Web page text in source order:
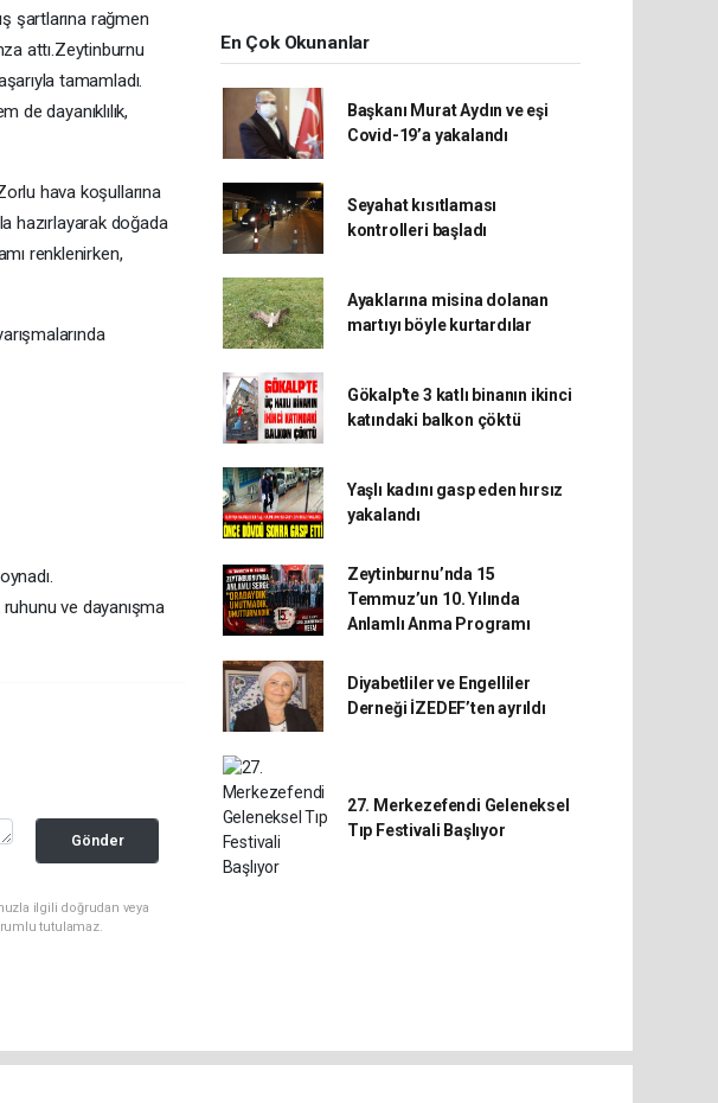
şartlarına rağmen
attı.Zeytinburnu
tamamladı.
dayanıklılık,
hava koşullarına
hazırlayarak doğada
renklenirken,
ve dayanışma
Gönder
ilgili doğrudan veya
tutulamaz.
En Çok Okunanlar
Başkanı Murat Aydın ve eşi
Covid-19’a yakalandı
Seyahat kısıtlaması
kontrolleri başladı
Ayaklarına misina dolanan
martıyı böyle kurtardılar
Gökalp'te 3 katlı binanın ikinci
katındaki balkon çöktü
Yaşlı kadını gasp eden hırsız
yakalandı
Zeytinburnu’nda 15
Temmuz’un 10. Yılında
Anlamlı Anma Programı
Diyabetliler ve Engelliler
Derneği İZEDEF’ten ayrıldı
27. Merkezefendi Geleneksel
Tıp Festivali Başlıyor